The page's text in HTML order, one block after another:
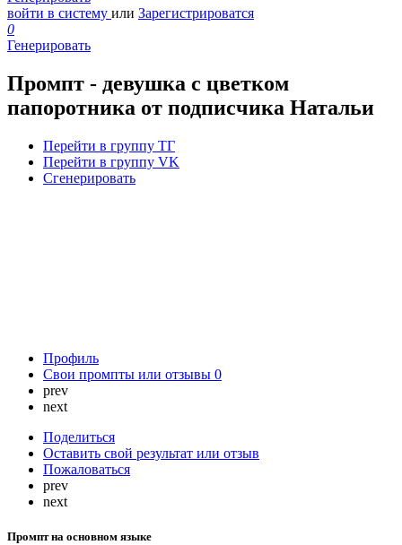
войти в систему или Зарегистрироватся
0
Генерировать
Промпт - девушка с цветком
папоротника от подписчика Натальи
Перейти в группу ТГ
Перейти в группу VK
Сгенерировать
Профиль
Свои промпты или отзывы 0
prev
next
Поделиться
Оставить свой результат или отзыв
Пожаловаться
prev
next
Промпт на основном языке